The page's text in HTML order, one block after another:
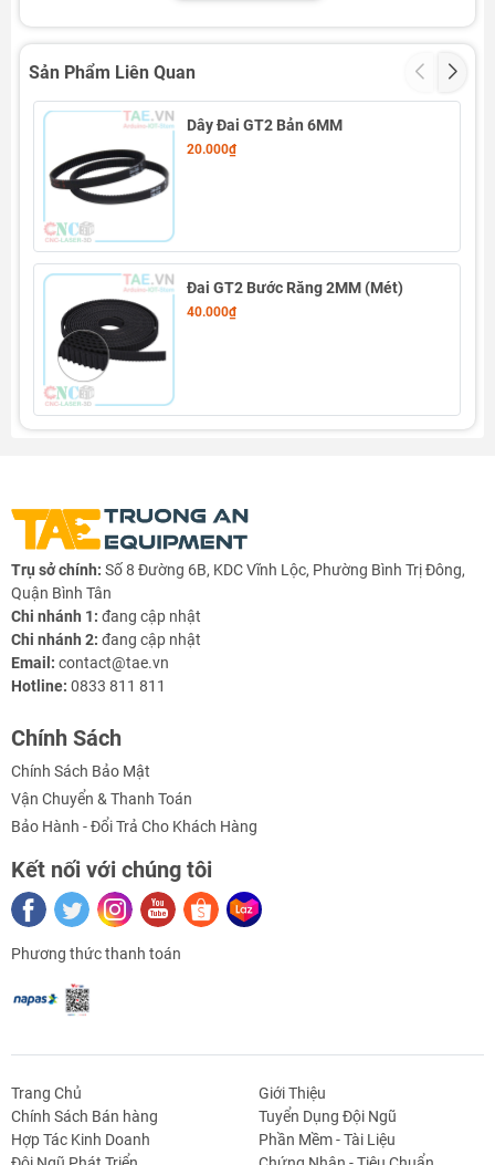
Định
Linh Kiện Siết -
Dụng Cụ Cầm
Máy Công Cụ
Thông số kỹ thuật Pulley GT2 20 Răng Bản 10mm
- Chất liệu: Nhôm
- Bước răng: GT2 - 2mm
lựa chọn
+ 5mm
Sản Phẩm Liên Quan
Dây Đai GT2 Bản 6MM
20.000₫
Đai GT2 Bước Răng 2MM (Mét)
40.000₫
Trụ sở chính: Số 8 Đường 6B, KDC Vĩnh Lộc, Phường Bình Trị Đông,
Quận Bình Tân
Chi nhánh 1: đang cập nhật
Chi nhánh 2: đang cập nhật
Email: contact@tae.vn
Hotline: 0833 811 811
Chính Sách
Chính Sách Bảo Mật
Vận Chuyển & Thanh Toán
Bảo Hành - Đổi Trả Cho Khách Hàng
Kết nối với chúng tôi
Phương thức thanh toán
Trang Chủ
Giới Thiệu
Chính Sách Bán hàng
Tuyển Dụng Đội Ngũ
Hợp Tác Kinh Doanh
Phần Mềm - Tài Liệu